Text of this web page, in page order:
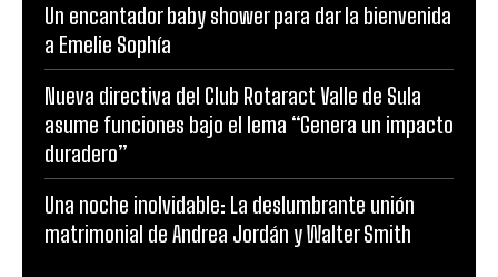
Un encantador baby shower para dar la bienvenida
a Emelie Sophía
Nueva directiva del Club Rotaract Valle de Sula
asume funciones bajo el lema “Genera un impacto
duradero”
Una noche inolvidable: La deslumbrante unión
matrimonial de Andrea Jordán y Walter Smith